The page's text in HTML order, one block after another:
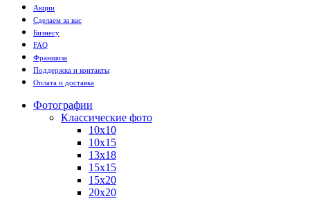
Акции
Сделаем за вас
Бизнесу
FAQ
Франшиза
Поддержка и контакты
Оплата и доставка
Фотографии
Классические фото
10х10
10х15
13х18
15х15
15х20
20х20